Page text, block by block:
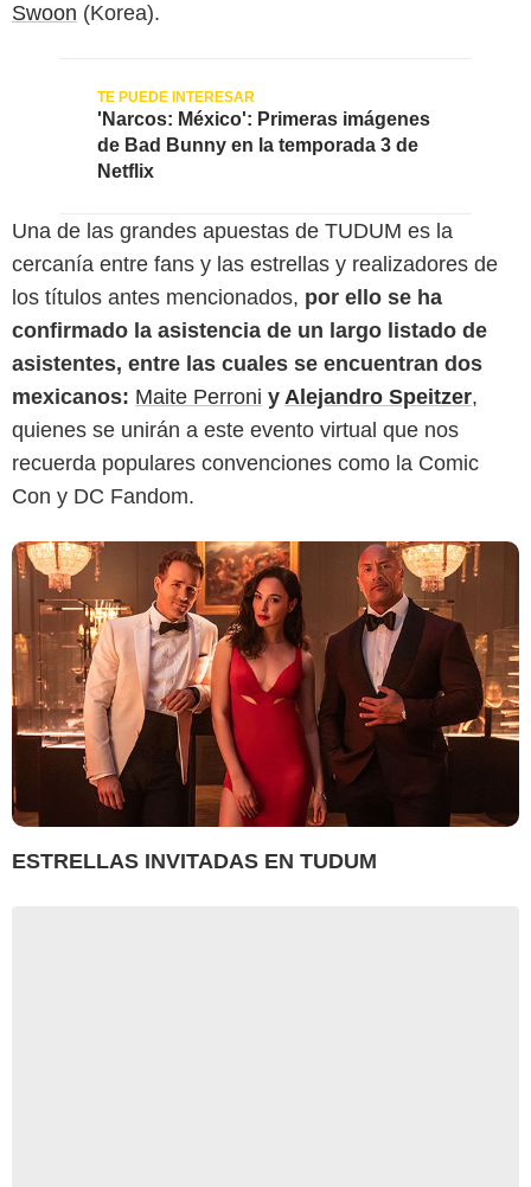
Swoon (Korea).
'Narcos: México': Primeras imágenes
de Bad Bunny en la temporada 3 de
Netflix
Una de las grandes apuestas de TUDUM es la
cercanía entre fans y las estrellas y realizadores de
los títulos antes mencionados, por ello se ha
confirmado la asistencia de un largo listado de
asistentes, entre las cuales se encuentran dos
mexicanos: Maite Perroni y Alejandro Speitzer,
quienes se unirán a este evento virtual que nos
recuerda populares convenciones como la Comic
Con y DC Fandom.
ESTRELLAS INVITADAS EN TUDUM